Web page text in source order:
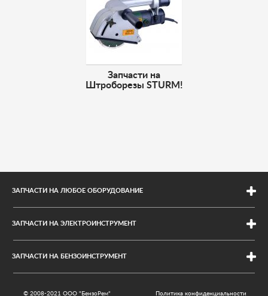
Запчасти на
Штроборезы STURM!
ЗАПЧАСТИ НА ЛЮБОЕ ОБОРУДОВАНИЕ
Для электроинструмента
Для бетономешалок
ЗАПЧАСТИ НА ЭЛЕКТРОИНСТРУМЕНТ
Интерскол
Makita
ЗАПЧАСТИ НА БЕНЗОИНСТРУМЕНТ
Stihl
© 2008-2021 ООО "БензоРем" Политика конфиденциальности